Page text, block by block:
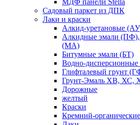
МДФ панели Stella
Садовый паркет из ДПК
Лаки и краски
Алкид-уретановые
Алкидные эмали
(МА)
Битумные эмали (БТ)
Водно-
Глифталевый грунт
Грунт-Эмаль ХВ, ХС,
Дорожные
желтый
Краски
Кремний-